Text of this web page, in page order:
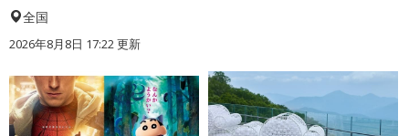
全国
2026年8月8日 17:22更新